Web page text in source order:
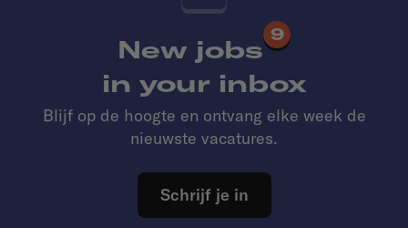
New jobs
9
in your inbox
Blijf op de hoogte en ontvang elke week de
nieuwste vacatures.
Schrijf je in